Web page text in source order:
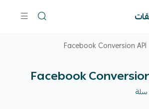
Facebook Conversion API
Facebook
سلة